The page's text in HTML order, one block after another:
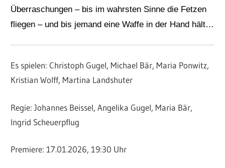
Überraschungen – bis im wahrsten Sinne die Fetzen
fliegen – und bis jemand eine Waffe in der Hand hält…
Es spielen: Christoph Gugel, Michael Bär, Maria Ponwitz,
Kristian Wolff, Martina Landshuter
Regie: Johannes Beissel, Angelika Gugel, Maria Bär,
Ingrid Scheuerpflug
Premiere: 17.01.2026, 19:30 Uhr